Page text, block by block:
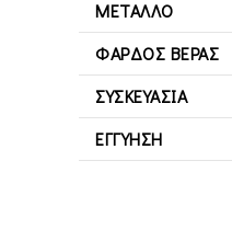
ΜΈΤΑΛΛΟ
ΦΆΡΔΟΣ ΒΕΡΑΣ
ΣΥΣΚΕΥΑΣΊΑ
ΕΓΓΎΗΣΗ